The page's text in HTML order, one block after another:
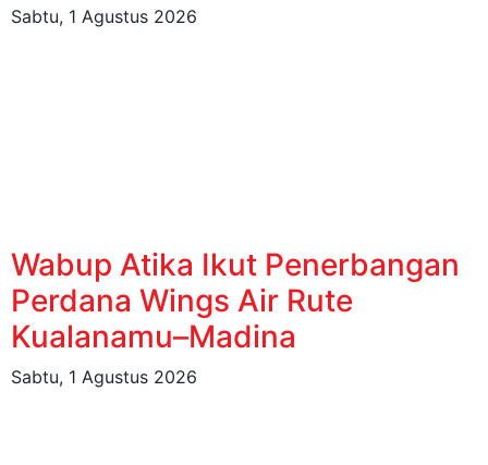
Sabtu, 1 Agustus 2026
Wabup Atika Ikut Penerbangan
Perdana Wings Air Rute
Kualanamu–Madina
Sabtu, 1 Agustus 2026